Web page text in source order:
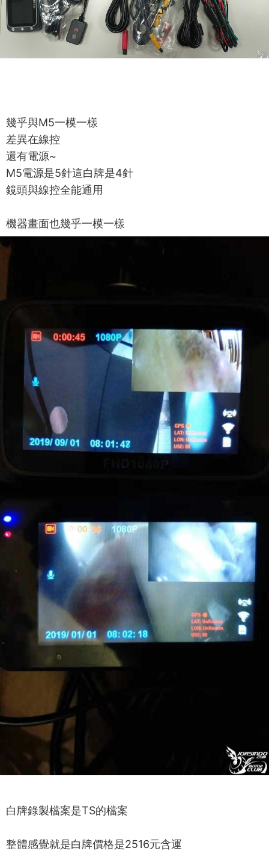
幾乎與M5一模一樣
差異在線控
還有電源~
M5電源是5針這白牌是4針
鏡頭與線控全能通用
機器畫面也幾乎一模一樣
白牌錄製檔案是TS的檔案
整體感覺就是白牌價格是2516元含運